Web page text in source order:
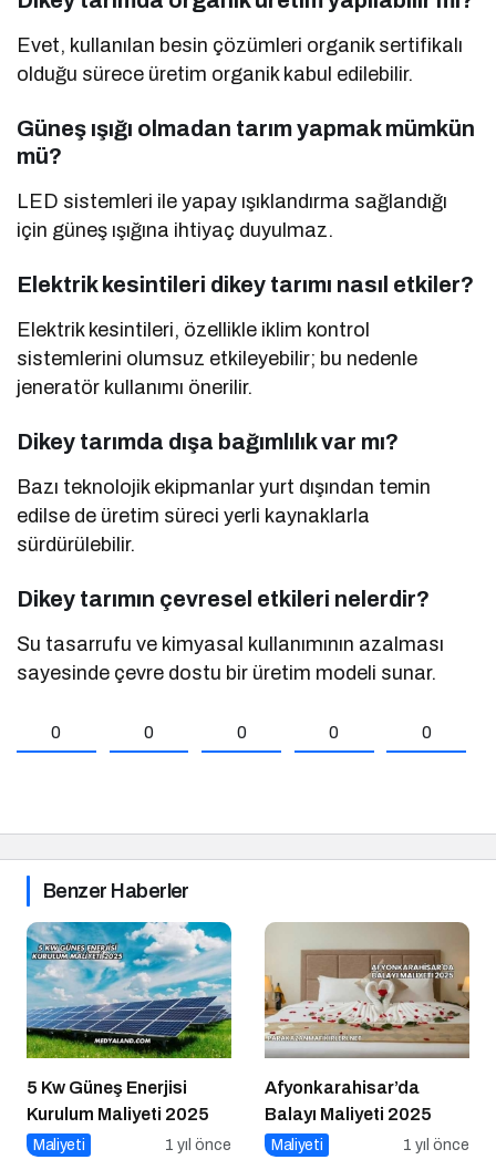
Evet, kullanılan besin çözümleri organik sertifikalı
olduğu sürece üretim organik kabul edilebilir.
Güneş ışığı olmadan tarım yapmak mümkün
mü?
LED sistemleri ile yapay ışıklandırma sağlandığı
için güneş ışığına ihtiyaç duyulmaz.
Elektrik kesintileri dikey tarımı nasıl etkiler?
Elektrik kesintileri, özellikle iklim kontrol
sistemlerini olumsuz etkileyebilir; bu nedenle
jeneratör kullanımı önerilir.
Dikey tarımda dışa bağımlılık var mı?
Bazı teknolojik ekipmanlar yurt dışından temin
edilse de üretim süreci yerli kaynaklarla
sürdürülebilir.
Dikey tarımın çevresel etkileri nelerdir?
Su tasarrufu ve kimyasal kullanımının azalması
sayesinde çevre dostu bir üretim modeli sunar.
0 0 0 0 0
Benzer Haberler
5 Kw Güneş Enerjisi
Kurulum Maliyeti 2025
Maliyeti 1 yıl önce
Afyonkarahisar’da
Balayı Maliyeti 2025
Maliyeti 1 yıl önce